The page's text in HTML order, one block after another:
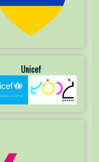
Unicef